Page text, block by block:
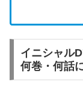
イニシャル
何巻・何話